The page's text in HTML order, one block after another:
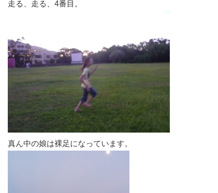
走る、走る、4番目。
真ん中の娘は裸足になっています。